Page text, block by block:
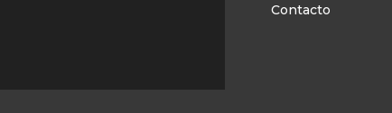
Contacto